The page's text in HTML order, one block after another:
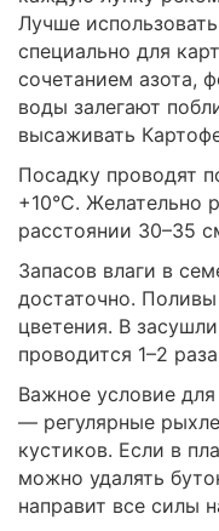
Лучше
специально для
сочетанием азота,
воды залегают
высаживать
Посадку проводят
+10°C. Желательно
расстоянии 30–35
Запасов влаги в
достаточно.
цветения. В
проводится 1–2
Важное условие
— регулярные
кустиков. Если в
можно удалять
направит все силы